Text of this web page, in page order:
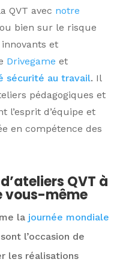
QVT avec notre
ou bien sur le risque
et
Drivegame et
sécurité au travail. Il
pédagogiques et
l’esprit d’équipe et
en compétence des
QVT à
vous-même
la journée mondiale
l’occasion de
les réalisations